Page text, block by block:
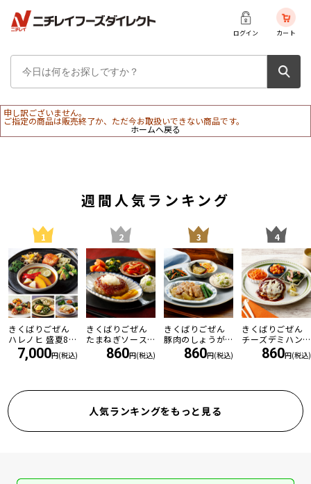
ログイン カート
申し訳ございません。
ご指定の商品は販売終了か、ただ今お取扱いできない商品です。
ホームへ戻る
週間人気ランキング
1
きくばりごぜん
ハレノヒ 盛夏8食
セット ・2026年
7月7,000円(税込)
2
きくばりごぜん
たまねぎソース
の和風ハンバー
860円(税込)
3
きくばりごぜん
豚肉のしょうが
860円(税込)
4
きくばりごぜん
チーズデミハン
バーグ860円(税込)
人気ランキングをもっと見る